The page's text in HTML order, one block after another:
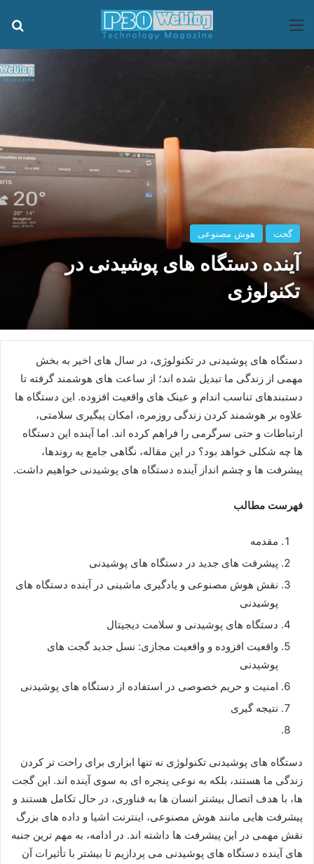
منو
گجت هوش مصنوعی
آینده دستگاه های پوشیدنی در
تکنولوژی
دستگاه های پوشیدنی در تکنولوژی، در سال های اخیر به بخش
مهمی از زندگی ما تبدیل شده اند؛ از ساعت های هوشمند گرفته تا
دستبندهای تناسب اندام و عینک های واقعیت افزوده. این دستگاه ها
علاوه بر هوشمند کردن زندگی روزمره، امکان پیگیری سلامتی،
ارتباطات و حتی سرگرمی را فراهم کرده اند. اما آینده این دستگاه
ها چه شکلی خواهد بود؟ در این مقاله، نگاهی جامع به روندها،
پیشرفت ها و چشم انداز آینده دستگاه های پوشیدنی خواهیم داشت.
فهرست مطالب
مقدمه
پیشرفت های جدید در دستگاه های پوشیدنی
نقش هوش مصنوعی و یادگیری ماشینی در آینده دستگاه های
پوشیدنی
دستگاه های پوشیدنی و سلامت دیجیتال
واقعیت افزوده و واقعیت مجازی: نسل جدید گجت های
پوشیدنی
امنیت و حریم خصوصی در استفاده از دستگاه های پوشیدنی
نتیجه گیری
دستگاه های پوشیدنی تکنولوژی نه تنها ابزاری برای راحت تر کردن
زندگی ما هستند، بلکه به نوعی پنجره ای به سوی آینده اند. این گجت
ها، با هدف اتصال بیشتر انسان ها به فناوری، در حال تکامل هستند و
پیشرفت هایی مانند هوش مصنوعی، اینترنت اشیا و داده های بزرگ
نقش مهمی در این پیشرفت ها داشته اند. در ادامه، به مهم ترین جنبه
های آینده دستگاه های پوشیدنی می پردازیم تا بیشتر با تأثیرات آن